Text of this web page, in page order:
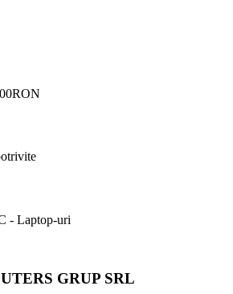
- Laptop-uri
GRUP SRL